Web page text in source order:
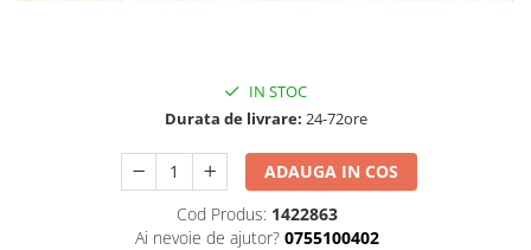
IN STOC
Durata de livrare: 24-72ore
ADAUGA IN COS
Cod Produs: 1422863
Ai nevoie de ajutor? 0755100402